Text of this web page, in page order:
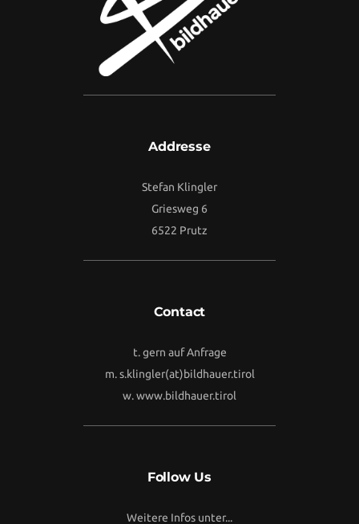
Addresse
Stefan Klingler
Griesweg 6
6522 Prutz
Contact
t. gern auf Anfrage
m.s.klingler(at)bildhauer.tirol
w.www.bildhauer.tirol
Follow Us
Weitere Infos unter...